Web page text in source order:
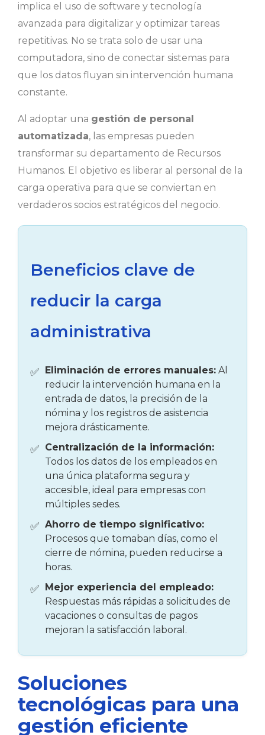
implica el uso de software y tecnología
avanzada para digitalizar y optimizar tareas
repetitivas. No se trata solo de usar una
computadora, sino de conectar sistemas para
que los datos fluyan sin intervención humana
constante.
Al adoptar una gestión de personal
automatizada, las empresas pueden
transformar su departamento de Recursos
Humanos. El objetivo es liberar al personal de la
carga operativa para que se conviertan en
verdaderos socios estratégicos del negocio.
Beneficios clave de
reducir la carga
administrativa
Eliminación de errores manuales: Al
reducir la intervención humana en la
entrada de datos, la precisión de la
nómina y los registros de asistencia
mejora drásticamente.
Centralización de la información:
Todos los datos de los empleados en
una única plataforma segura y
accesible, ideal para empresas con
múltiples sedes.
Ahorro de tiempo significativo:
Procesos que tomaban días, como el
cierre de nómina, pueden reducirse a
horas.
Mejor experiencia del empleado:
Respuestas más rápidas a solicitudes de
vacaciones o consultas de pagos
mejoran la satisfacción laboral.
Soluciones
tecnológicas para una
gestión eficiente